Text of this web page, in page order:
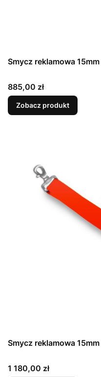
Smycz reklamowa
Cena
885,00 zł
Zobacz produkt
Smycz reklamowa
Cena
1 180,00 zł